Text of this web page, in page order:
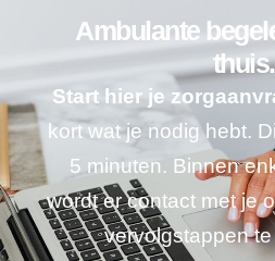
Ambulante
thuis.
Start hier je
kort wat je nodig hebt.
5 minuten. Binnen
wordt er contact met je
vervolgstappen